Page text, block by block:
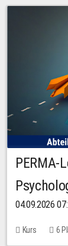
04.09.2026
Kurs 6